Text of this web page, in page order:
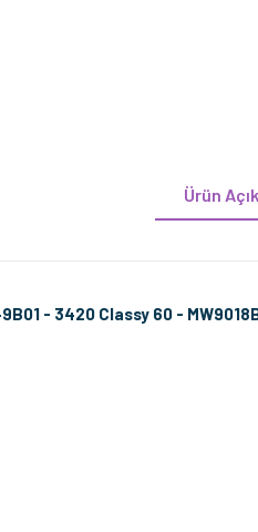
Ürün
- 3420 Classy 60 -